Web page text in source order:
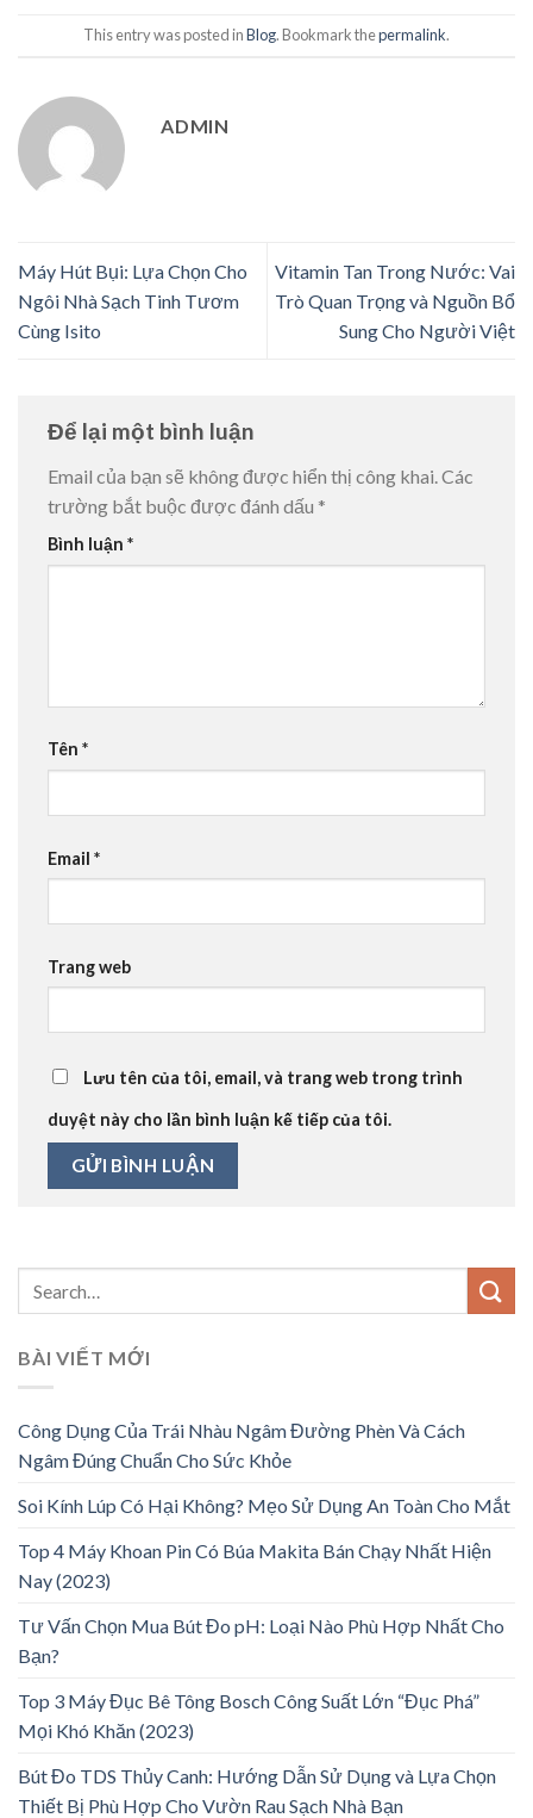
This entry was posted inBlog. Bookmark thepermalink.
ADMIN
Máy Hút Bụi: Lựa Chọn Cho
Ngôi Nhà Sạch Tinh Tươm
Cùng Isito
Vitamin Tan Trong Nước: Vai
Trò Quan Trọng và Nguồn Bổ
Sung Cho Người Việt
Để lại một bình luận
Email của bạn sẽ không được hiển thị công khai.Các
trường bắt buộc được đánh dấu *
Bình luận *
Tên *
Email *
Trang web
Lưu tên của tôi, email, và trang web trong trình
duyệt này cho lần bình luận kế tiếp của tôi.
BÀI VIẾT MỚI
Công Dụng Của Trái Nhàu Ngâm Đường Phèn Và Cách
Ngâm Đúng Chuẩn Cho Sức Khỏe
Soi Kính Lúp Có Hại Không? Mẹo Sử Dụng An Toàn Cho Mắt
Top 4 Máy Khoan Pin Có Búa Makita Bán Chạy Nhất Hiện
Nay (2023)
Tư Vấn Chọn Mua Bút Đo pH: Loại Nào Phù Hợp Nhất Cho
Bạn?
Top 3 Máy Đục Bê Tông Bosch Công Suất Lớn “Đục Phá”
Mọi Khó Khăn (2023)
Bút Đo TDS Thủy Canh: Hướng Dẫn Sử Dụng và Lựa Chọn
Thiết Bị Phù Hợp Cho Vườn Rau Sạch Nhà Bạn